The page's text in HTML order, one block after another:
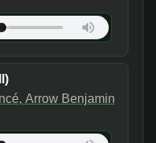
Arrow Benjamin